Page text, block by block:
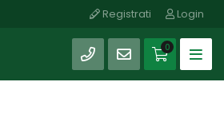
Registrati Login
0